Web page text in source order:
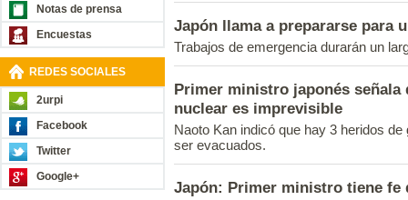
Notas de prensa
Encuestas
REDES SOCIALES
2urpi
Facebook
Twitter
Google+
Japón llama a prepararse para
Trabajos de emergencia durarán un
Primer ministro japonés señala
nuclear es imprevisible
Naoto Kan indicó que hay 3 heridos
ser evacuados.
Japón: Primer ministro tiene fe